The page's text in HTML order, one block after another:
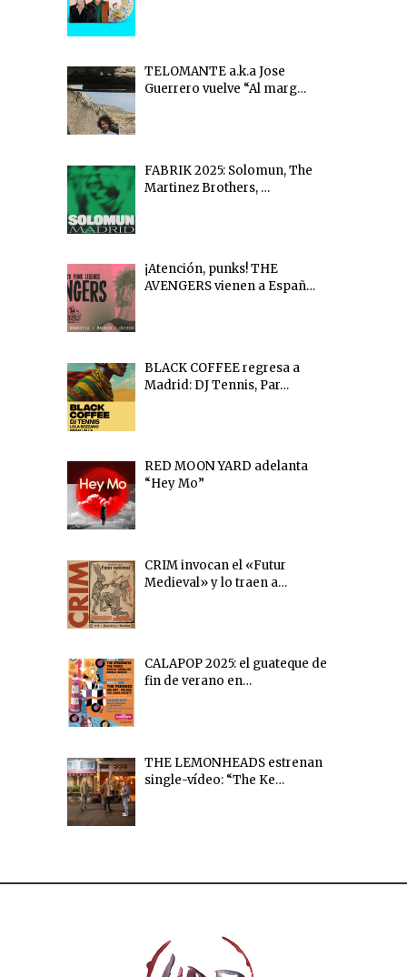
TELOMANTE a.k.a Jose
Guerrero vuelve “Al marg…
FABRIK 2025: Solomun, The
Martinez Brothers, …
¡Atención, punks! THE
AVENGERS vienen a Españ…
BLACK COFFEE regresa a
Madrid: DJ Tennis, Par…
RED MOON YARD adelanta
“Hey Mo”
CRIM invocan el «Futur
Medieval» y lo traen a…
CALAPOP 2025: el guateque de
fin de verano en…
THE LEMONHEADS estrenan
single-vídeo: “The Ke…